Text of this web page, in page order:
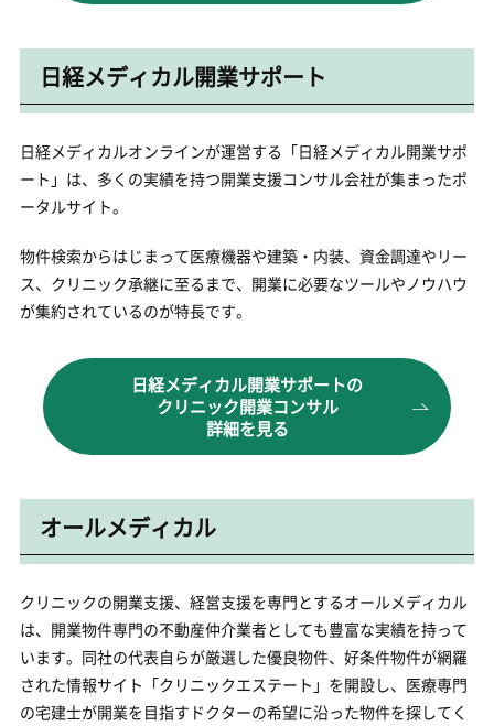
日経メディカル開業サポート
日経メディカルオンラインが運営する「日経メディカル開業サポ
ート」は、多くの実績を持つ開業支援コンサル会社が集まったポ
ータルサイト。
物件検索からはじまって医療機器や建築・内装、資金調達やリー
ス、クリニック承継に至るまで、開業に必要なツールやノウハウ
が集約されているのが特長です。
日経メディカル開業サポートの
クリニック開業コンサル
詳細を見る
オールメディカル
クリニックの開業支援、経営支援を専門とするオールメディカル
は、開業物件専門の不動産仲介業者としても豊富な実績を持って
います。同社の代表自らが厳選した優良物件、好条件物件が網羅
された情報サイト「クリニックエステート」を開設し、医療専門
の宅建士が開業を目指すドクターの希望に沿った物件を探してく